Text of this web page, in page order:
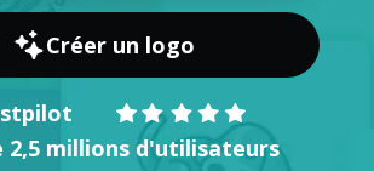
Créer un logo
2,5 millions d'utilisateurs